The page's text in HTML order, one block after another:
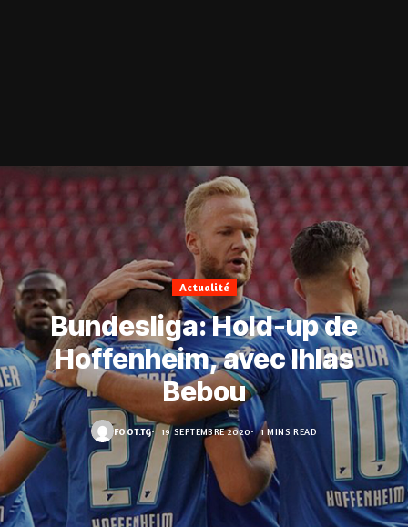
Actualité
Bundesliga: Hold-up de
Hoffenheim, avec Ihlas
Bebou
FOOT.TG 19 SEPTEMBRE 2020 1 MINS READ